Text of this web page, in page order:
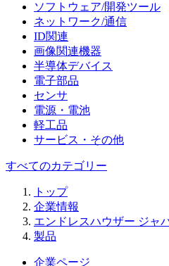
ソフトウェア/開発ツール
ネットワーク/通信
ID関連
画像関連機器
半導体デバイス
電子部品
センサ
電源・電池
軽工品
サービス・その他
すべてのカテゴリー
トップ
企業情報
エンドレスハウザー ジャ
製品
企業ページ